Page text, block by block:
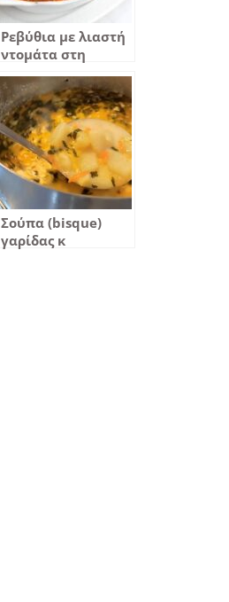
Ρεβύθια με λιαστή
ντομάτα στη
γάστρα
Σούπα (bisque)
γαρίδας κ